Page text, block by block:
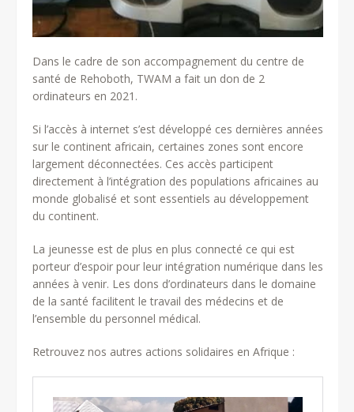
Dans le cadre de son accompagnement du centre de
santé de Rehoboth, TWAM a fait un don de 2
ordinateurs en 2021.
Si l’accès à internet s’est développé ces dernières années
sur le continent africain, certaines zones sont encore
largement déconnectées. Ces accès participent
directement à l’intégration des populations africaines au
monde globalisé et sont essentiels au développement
du continent.
La jeunesse est de plus en plus connecté ce qui est
porteur d’espoir pour leur intégration numérique dans les
années à venir. Les dons d’ordinateurs dans le domaine
de la santé facilitent le travail des médecins et de
l’ensemble du personnel médical.
Retrouvez nos autres actions solidaires en Afrique :